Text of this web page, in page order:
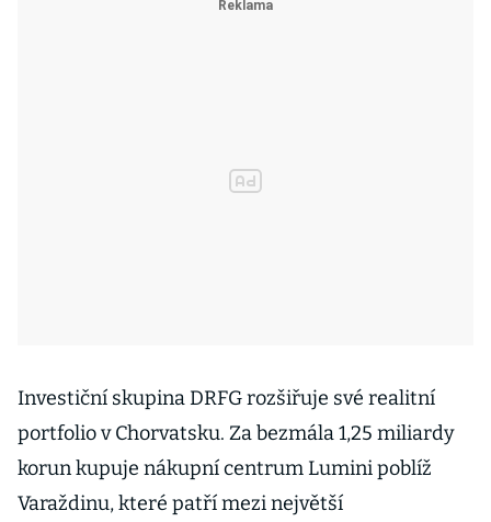
Investiční skupina DRFG rozšiřuje své realitní
portfolio v Chorvatsku. Za bezmála 1,25 miliardy
korun kupuje nákupní centrum Lumini poblíž
Varaždinu, které patří mezi největší